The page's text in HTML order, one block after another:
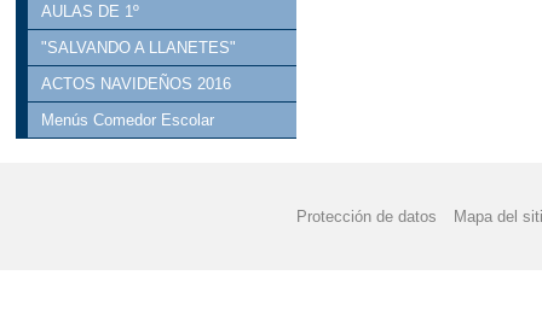
AULAS DE 1º
"SALVANDO A LLANETES"
ACTOS NAVIDEÑOS 2016
Menús Comedor Escolar
Protección de datos Mapa del